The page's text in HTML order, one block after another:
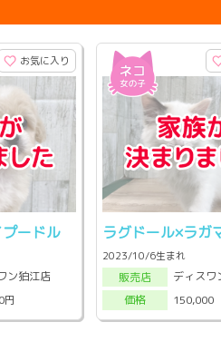
お気に入り
ードル
ン狛江店
円
ラグドール×ラガ
2023/10/6生まれ
販売店
ディスワ
価格
150,000